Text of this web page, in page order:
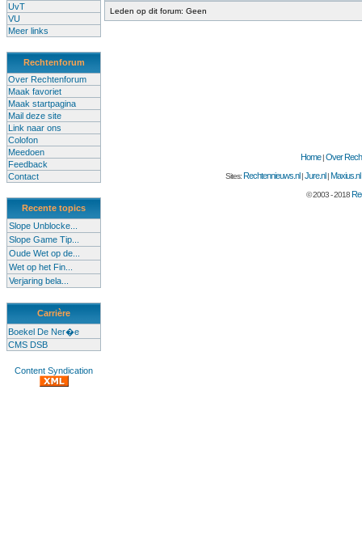
UvT
VU
Meer links
Rechtenforum
Over Rechtenforum
Maak favoriet
Maak startpagina
Mail deze site
Link naar ons
Colofon
Meedoen
Feedback
Contact
Recente topics
Slope Unblocke...
Slope Game Tip...
Oude Wet op de...
Wet op het Fin...
Verjaring bela...
Carrière
Boekel De Ner�e
CMS DSB
Content Syndication
Leden op dit forum: Geen
Home|Over
Sites:Rechtennieuws.nl |Jure.nl |Maxius.nl
© 2003 - 2018